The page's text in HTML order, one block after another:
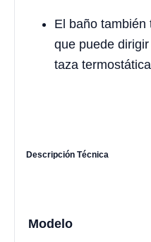
El baño también
que puede
taza
Descripción Técnica
Modelo